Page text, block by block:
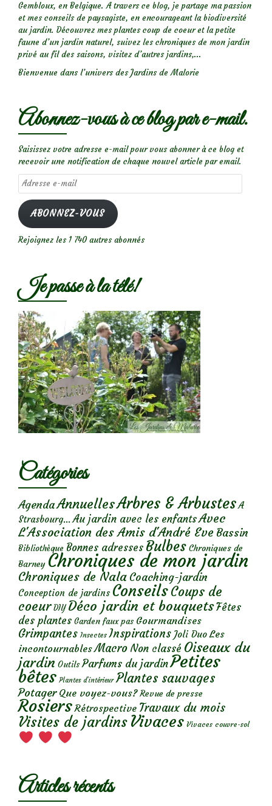
Gembloux, en Belgique. A travers ce blog, je partage ma passion
et mes conseils de paysagiste, en encourageant la biodiversité
au jardin. Découvrez mes plantes coup de coeur et la petite
faune d’un jardin naturel, suivez les chroniques de mon jardin
privé au fil des saisons, visitez d’autres jardins,...
Bienvenue dans l’univers des Jardins de Malorie
Abonnez-vous à ce blog par e-mail.
Saisissez votre adresse e-mail pour vous abonner à ce blog et
recevoir une notification de chaque nouvel article par email.
Adresse
e-
mail
ABONNEZ-VOUS
Rejoignez les 1 740 autres abonnés
Je passe à la télé!
Catégories
AgendaAnnuellesArbres & Arbustes A
Strasbourg... Au jardin avec les enfantsAvec
L'Association des Amis d'André Eve Bassin
Bibliothèque Bonnes adresses Bulbes Chroniques de
Barney Chroniques de mon jardin
Chroniques de Nala Coaching-jardin
Conception de jardins ConseilsCoups de
coeur DIY Déco jardin et bouquetsFêtes
des plantes Garden faux pas Gourmandises
Grimpantes Insectes Inspirations Joli Duo Les
incontournables Macro Non classé Oiseaux du
jardin Outils Parfums du jardinPetites
bêtes Plantes d’intérieur Plantes sauvages
Potager Que voyez-vous? Revue de presse
Rosiers Rétrospective Travaux du mois
Visites de jardins Vivaces Vivaces couvre-sol
Articles récents